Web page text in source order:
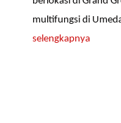
multifungsi di
selengkapnya